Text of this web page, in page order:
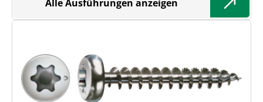
Alle Ausführungen anzeigen